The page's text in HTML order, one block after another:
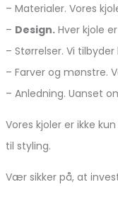
– Materialer. Vores
– Design. Hver kjole
– Størrelser. Vi
– Farver og mønstre.
– Anledning. Uanset
Vores kjoler er ikke
til styling.
Vær sikker på, at